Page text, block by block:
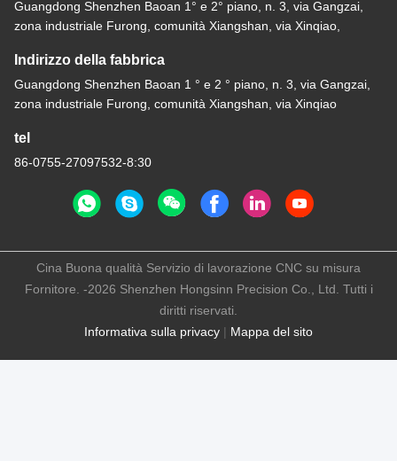
Guangdong Shenzhen Baoan 1° e 2° piano, n. 3, via Gangzai,
zona industriale Furong, comunità Xiangshan, via Xinqiao,
Indirizzo della fabbrica
Guangdong Shenzhen Baoan 1 ° e 2 ° piano, n. 3, via Gangzai,
zona industriale Furong, comunità Xiangshan, via Xinqiao
tel
86-0755-27097532-8:30
Informativa sulla privacy | Mappa del sito
Cina Buona qualità Servizio di lavorazione CNC su misura
Fornitore. -2026 Shenzhen Hongsinn Precision Co., Ltd. Tutti i
diritti riservati.